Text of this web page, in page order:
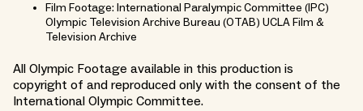
Film Footage: International Paralympic Committee (IPC)
Olympic Television Archive Bureau (OTAB) UCLA Film &
Television Archive
All Olympic Footage available in this production is
copyright of and reproduced only with the consent of the
International Olympic Committee.